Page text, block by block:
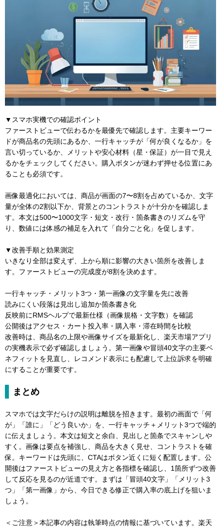
▼スマホ実機での確認ポイント
ファーストビューで伝わるかを最優先で確認します。主要キーワー
ドが商品名の先頭にあるか、一行キャッチが「何が良くなるか」を
言い切っているか、メリットや安心材料（星・保証）が一目で見え
るかをチェックしてください。購入ボタンが迷わず押せる位置にあ
ることも必須です。
画像最適化においては、商品が画面の7〜8割を占めているか、文字
量が全体の2割以下か、背景とのコントラストが十分かを確認しま
す。本文は500〜1000文字・短文・改行・箇条書きのリズムを守
り、数値には体感の補足を入れて「自分ごと化」を促します。
▼改善手順と効果測定
いきなり全部は変えず、上から順に影響の大きい箇所を改善しま
す。ファーストビューの完成度が8割を決めます。
一行キャッチ・メリット3つ・第一画像の文字量を先に改善
読みにくい段落は見出し追加か箇条書き化
反映前にRMSヘルプで最新仕様（画像規格・文字数）を確認
公開後はアクセス・カート投入率・購入率・滞在時間を比較
改善時は、商品名の上限や画像サイズを最新化し、楽天市場アプリ
の実機表示で必ず確認しましょう。第一画像や冒頭40文字の主要ベ
ネフィットを見直し、レコメンド表示にも配慮して上位訴求を明確
にすることが重要です。
まとめ
スマホでは文字だらけの説明は離脱を招きます。最初の画面で「何
が」「誰に」「どう良いか」を、一行キャッチ＋メリット3つで端的
に伝えましょう。本文は短文と余白、見出しと箇条でスキャンしや
すく。画像は要点を補強し、商品を大きく見せ、コントラストを確
保。キーワードは先頭に、CTAはボタン近くに短く配置します。公
開後はファーストビューの見え方と各指標を確認し、1箇所ずつ改善
して反応を見るのが近道です。まずは「冒頭40文字」「メリット3
つ」「第一画像」から、今日できる修正で購入率の底上げを狙いま
しょう。
＜ご注意＞本記事の内容は執筆時点の情報に基づいています。楽天